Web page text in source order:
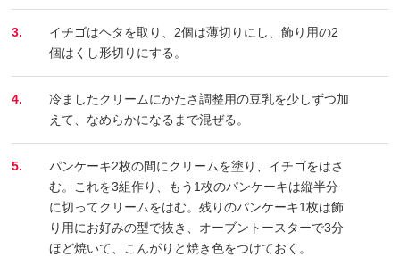
3.
イチゴはヘタを取り、2個は薄切りにし、飾り用の2
個はくし形切りにする。
4.
冷ましたクリームにかたさ調整用の豆乳を少しずつ加
えて、なめらかになるまで混ぜる。
5.
パンケーキ2枚の間にクリームを塗り、イチゴをはさ
む。これを3組作り、もう1枚のパンケーキは縦半分
に切ってクリームをはむ。残りのパンケーキ1枚は飾
り用にお好みの型で抜き、オーブントースターで3分
ほど焼いて、こんがりと焼き色をつけておく。